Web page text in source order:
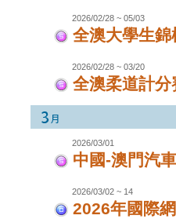
2026/02/28 ~ 05/03
全澳大學生
2026/02/28 ~ 03/20
全澳柔道計分
2026/03/01
中國-澳門汽
2026/03/02 ~ 14
2026年國際